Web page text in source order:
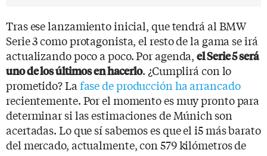
Tras ese lanzamiento inicial, que tendrá al BMW
Serie 3 como protagonista, el resto de la gama se irá
actualizando poco a poco. Por agenda,el Serie 5 será
uno de los últimos en hacerlo. ¿Cumplirá con lo
prometido? La fase de producción ha arrancado
recientemente. Por el momento es muy pronto para
determinar si las estimaciones de Múnich son
acertadas. Lo que sí sabemos es que el i5 más barato
del mercado, actualmente, con 579 kilómetros de